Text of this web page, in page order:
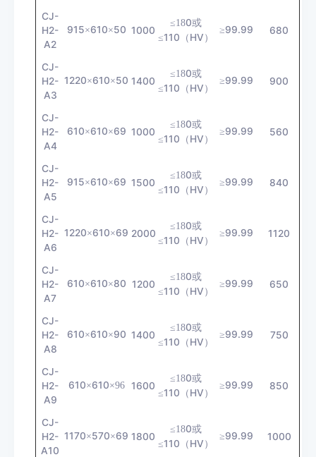
CJ-
H2-
A2
915×610×50 1000
≤180或
≤110 （ HV ）
≥99.99 680
CJ-
H2-
A3
1220×610×50 1400
≤180或
≤110 （ HV ）
≥99.99 900
CJ-
H2-
A4
610×610×69 1000
≤180或
≤110 （ HV ）
≥99.99 560
CJ-
H2-
A5
915×610×69 1500
≤180或
≤110 （ HV ）
≥99.99 840
CJ-
H2-
A6
1220×610×69 2000
≤180或
≤110 （ HV ）
≥99.99 1120
CJ-
H2-
A7
610×610×80 1200
≤180或
≤110 （ HV ）
≥99.99 650
CJ-
H2-
A8
610×610×90 1400
≤180或
≤110 （ HV ）
≥99.99 750
CJ-
H2-
A9
610×610×96 1600
≤180或
≤110 （ HV ）
≥99.99 850
CJ-
H2-
A10
1170×570×69 1800
≤180或
≤110 （ HV ）
≥99.99 1000